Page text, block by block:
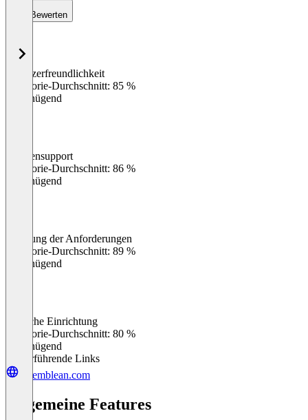
Bewerten
Benutzerfreundlichkeit
Kategorie-Durchschnitt: 85 %
Ungenügend
Kundensupport
Kategorie-Durchschnitt: 86 %
Ungenügend
Erfüllung der Anforderungen
Kategorie-Durchschnitt: 89 %
Ungenügend
Einfache Einrichtung
Kategorie-Durchschnitt: 80 %
Ungenügend
Weiterführende Links
assemblean.com
Allgemeine Features